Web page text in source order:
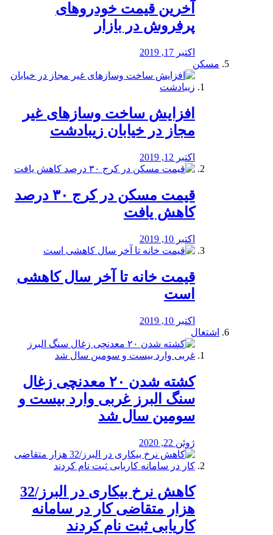
آخرین قیمت خودرو‌های
پرفروش در بازار
اکتبر 17, 2019
مسکن
افزایش ساخت وسازهای غیر
مجاز در خیابان زیبادشت
اکتبر 12, 2019
️قیمت مسکن در کرج ۳۰ درصد
کاهش یافت
اکتبر 10, 2019
قیمت خانه تا آخر سال کاهشی
است
اکتبر 10, 2019
اشتغال
کشته شدن ۲۰ معدنچی زغال
سنگ البرز غربی وارد بیست و
سومین سال شد
ژوئن 22, 2020
کاهش نرخ بیکاری در البرز/32
هزار متقاضی کار در سامانه
کاریابی ثبت نام کردند